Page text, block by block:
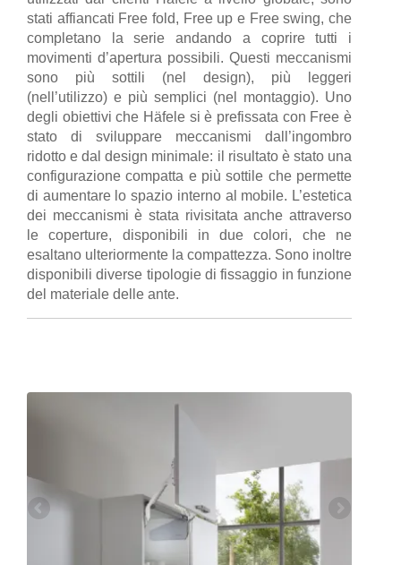
stati affiancati Free fold, Free up e Free swing, che
completano la serie andando a coprire tutti i
movimenti d’apertura possibili. Questi meccanismi
sono più sottili (nel design), più leggeri
(nell’utilizzo) e più semplici (nel montaggio). Uno
degli obiettivi che Häfele si è prefissata con Free è
stato di sviluppare meccanismi dall’ingombro
ridotto e dal design minimale: il risultato è stato una
configurazione compatta e più sottile che permette
di aumentare lo spazio interno al mobile. L’estetica
dei meccanismi è stata rivisitata anche attraverso
le coperture, disponibili in due colori, che ne
esaltano ulteriormente la compattezza. Sono inoltre
disponibili diverse tipologie di fissaggio in funzione
del materiale delle ante.